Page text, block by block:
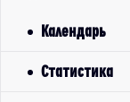
Календарь
Статистика